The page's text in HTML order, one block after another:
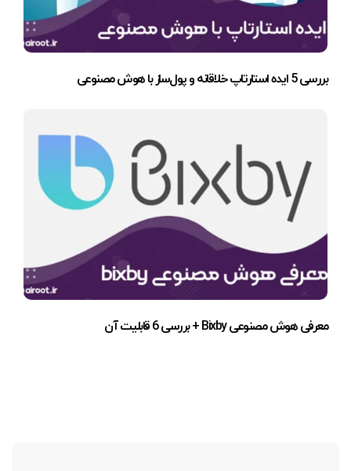
بررسی 5 ایده استارتاپ خلاقانه و پول‌ساز با هوش مصنوعی
معرفی هوش مصنوعی Bixby + بررسی 6 قابلیت آن